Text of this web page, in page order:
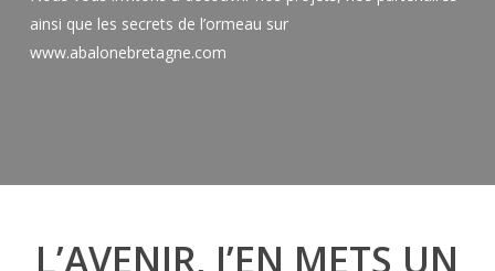
ainsi que les secrets de l’ormeau sur
www.abalonebretagne.com
L’AVENIR, J’EN METS UN